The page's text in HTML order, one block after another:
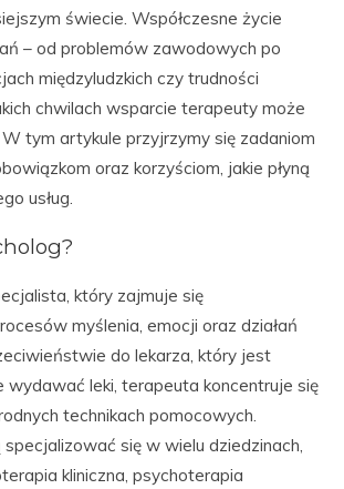
świecie. Współczesne życie
– od problemów zawodowych po
międzyludzkich czy trudności
chwilach wsparcie terapeuty może
tym artykule przyjrzymy się zadaniom
oraz korzyściom, jakie płyną
usług.
który zajmuje się
myślenia, emocji oraz działań
do lekarza, który jest
wydawać leki, terapeuta koncentruje się
technikach pomocowych.
się w wielu dziedzinach,
kliniczna, psychoterapia